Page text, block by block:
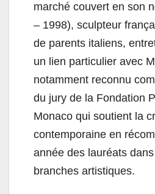
marché couvert en son
– 1998), sculpteur
de parents italiens,
un lien particulier avec
notamment reconnu
du jury de la Fondation
Monaco qui soutient la
contemporaine en
année des lauréats
branches artistiques.